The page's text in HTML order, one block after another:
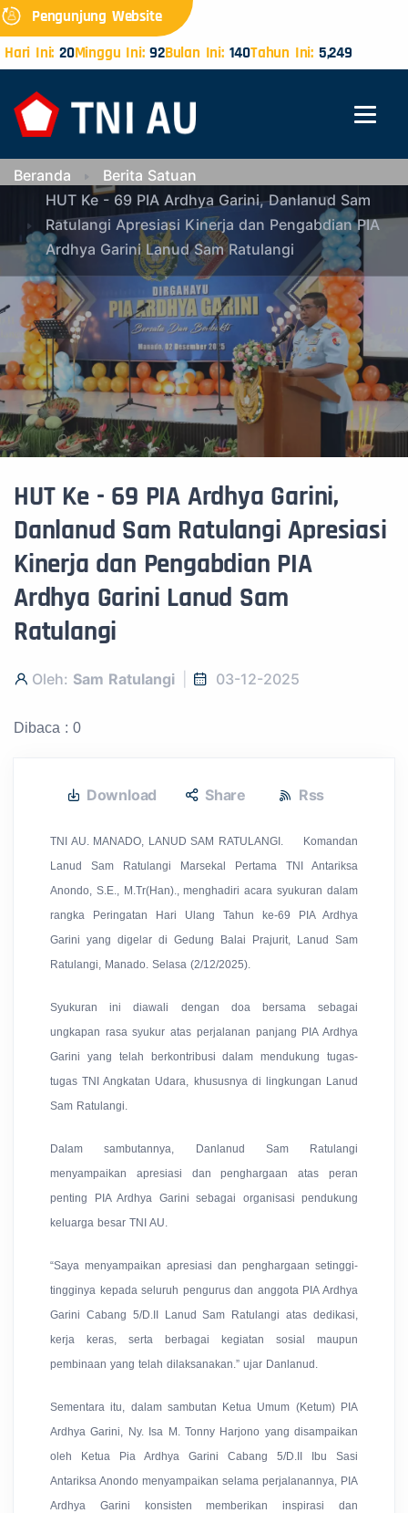
Pengunjung Website
Hari Ini: 20Minggu Ini:92Bulan Ini:140Tahun Ini: 5,249
Beranda
Berita Satuan
HUT Ke - 69 PIA Ardhya Garini, Danlanud Sam
Ratulangi Apresiasi Kinerja dan Pengabdian PIA
Ardhya Garini Lanud Sam Ratulangi
HUT Ke - 69 PIA Ardhya Garini,
Danlanud Sam Ratulangi Apresiasi
Kinerja dan Pengabdian PIA
Ardhya Garini Lanud Sam
Ratulangi
Oleh: Sam Ratulangi 03-12-2025
Dibaca : 0
Download Share Rss
TNI AU. MANADO, LANUD SAM RATULANGI. Komandan
Lanud Sam Ratulangi Marsekal Pertama TNI Antariksa
Anondo, S.E., M.Tr(Han)., menghadiri acara syukuran dalam
rangka Peringatan Hari Ulang Tahun ke-69 PIA Ardhya
Garini yang digelar di Gedung Balai Prajurit, Lanud Sam
Ratulangi, Manado. Selasa (2/12/2025).
Syukuran ini diawali dengan doa bersama sebagai
ungkapan rasa syukur atas perjalanan panjang PIA Ardhya
Garini yang telah berkontribusi dalam mendukung tugas-
tugas TNI Angkatan Udara, khususnya di lingkungan Lanud
Sam Ratulangi.
Dalam sambutannya, Danlanud Sam Ratulangi
menyampaikan apresiasi dan penghargaan atas peran
penting PIA Ardhya Garini sebagai organisasi pendukung
keluarga besar TNI AU.
“Saya menyampaikan apresiasi dan penghargaan setinggi-
tingginya kepada seluruh pengurus dan anggota PIA Ardhya
Garini Cabang 5/D.II Lanud Sam Ratulangi atas dedikasi,
kerja keras, serta berbagai kegiatan sosial maupun
pembinaan yang telah dilaksanakan.” ujar Danlanud.
Sementara itu, dalam sambutan Ketua Umum (Ketum) PIA
Ardhya Garini, Ny. Isa M. Tonny Harjono yang disampaikan
oleh Ketua Pia Ardhya Garini Cabang 5/D.II Ibu Sasi
Antariksa Anondo menyampaikan selama perjalanannya, PIA
Ardhya Garini konsisten memberikan inspirasi dan